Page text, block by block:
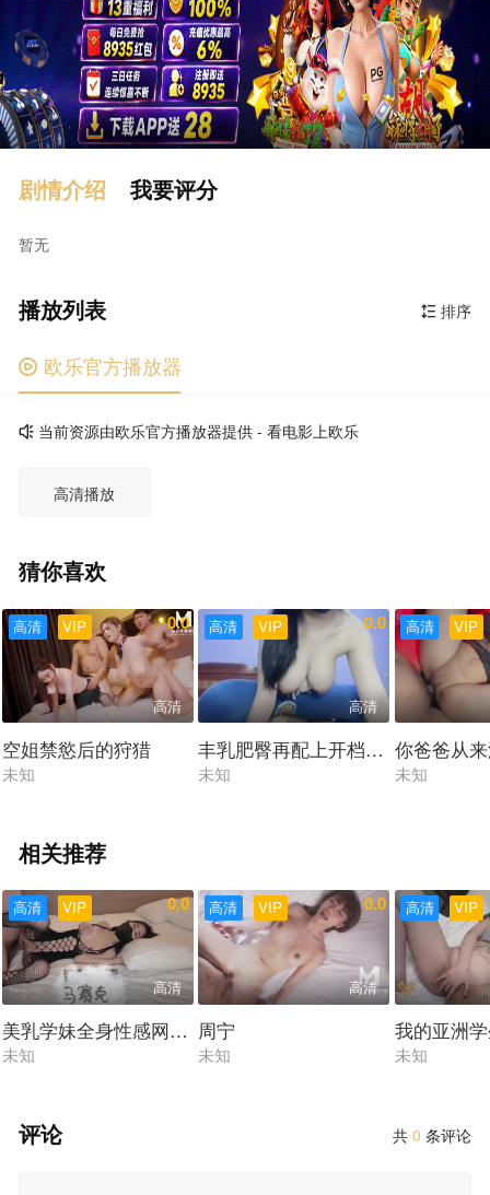
剧情介绍 我要评分
暂无
 排序
播放列表
 欧乐官方播放器
当前资源由欧乐官方播放器提供 - 看电影上欧乐
高清播放
猜你喜欢
VIP
高清 0.0
高清
空姐禁慾后的狩猎
未知
VIP
高清 0.0
高清
丰乳肥臀再配上开档牛仔裤干起来
未知
VIP
高清
你爸爸从
未知
相关推荐
VIP
高清 0.0
高清
美乳学妹全身性感网袜酒店内足交做爱
未知
VIP
高清 0.0
高清
周宁
未知
VIP
高清
我的亚洲
未知
共0 条评论
评论